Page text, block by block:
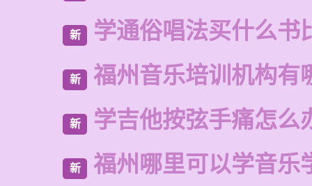
新 学通俗唱法买什么书
新 福州音乐培训机构有
新 学吉他按弦手痛怎么
新 福州哪里可以学音乐